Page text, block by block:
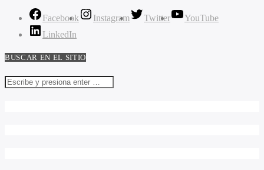
Facebook Instagram Twitter
YouTube
LinkedIn
BUSCAR EN EL SITIO